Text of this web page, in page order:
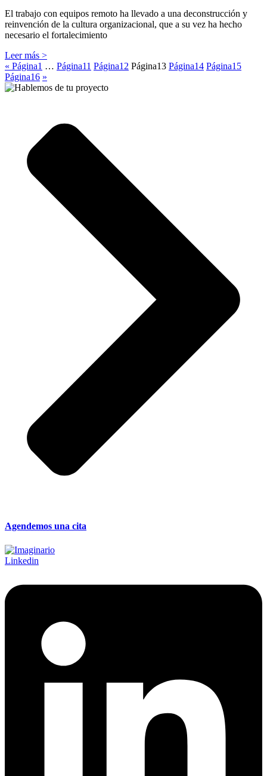
El trabajo con equipos remoto ha llevado a una deconstrucción y
reinvención de la cultura organizacional, que a su vez ha hecho
necesario el fortalecimiento
Leer más >
« Página1 … Página11 Página12 Página13 Página14 Página15
Página16 »
Agendemos una cita
Linkedin